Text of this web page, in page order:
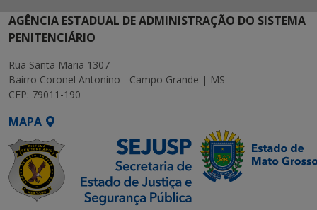
AGÊNCIA ESTADUAL DE ADMINISTRAÇÃO DO SISTEMA
PENITENCIÁRIO
Rua Santa Maria 1307
Bairro Coronel Antonino - Campo Grande | MS
CEP: 79011-190
MAPA